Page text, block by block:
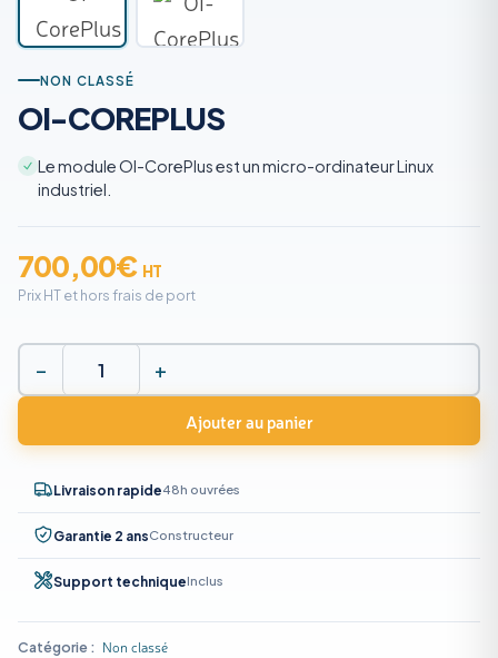
NON CLASSÉ
OI-COREPLUS
Le module OI-CorePlus est un micro-ordinateur Linux
industriel.
700,00€ HT
Prix HT et hors frais de port
de
OI-
− +
Ajouter au panier
Livraison rapide48h ouvrées
Garantie 2 ansConstructeur
Support techniqueInclus
Catégorie : Non classé